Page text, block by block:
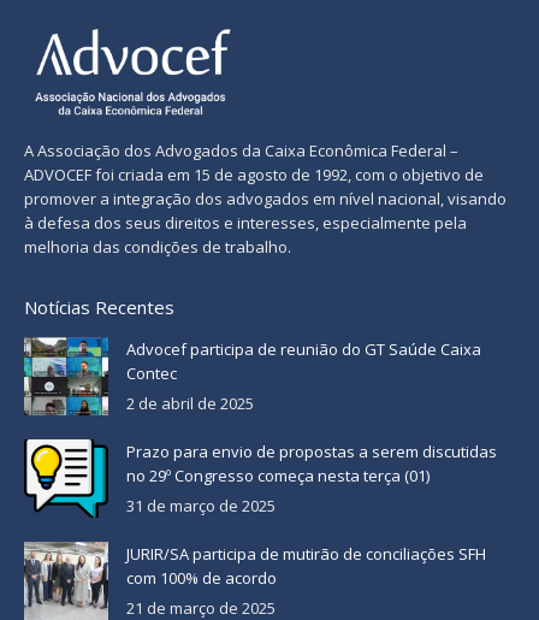
A Associação dos Advogados da Caixa Econômica Federal –
ADVOCEF foi criada em 15 de agosto de 1992, com o objetivo de
promover a integração dos advogados em nível nacional, visando
à defesa dos seus direitos e interesses, especialmente pela
melhoria das condições de trabalho.
Notícias Recentes
Advocef participa de reunião do GT Saúde Caixa
Contec
2 de abril de 2025
Prazo para envio de propostas a serem discutidas
no 29º Congresso começa nesta terça (01)
31 de março de 2025
JURIR/SA participa de mutirão de conciliações SFH
com 100% de acordo
21 de março de 2025